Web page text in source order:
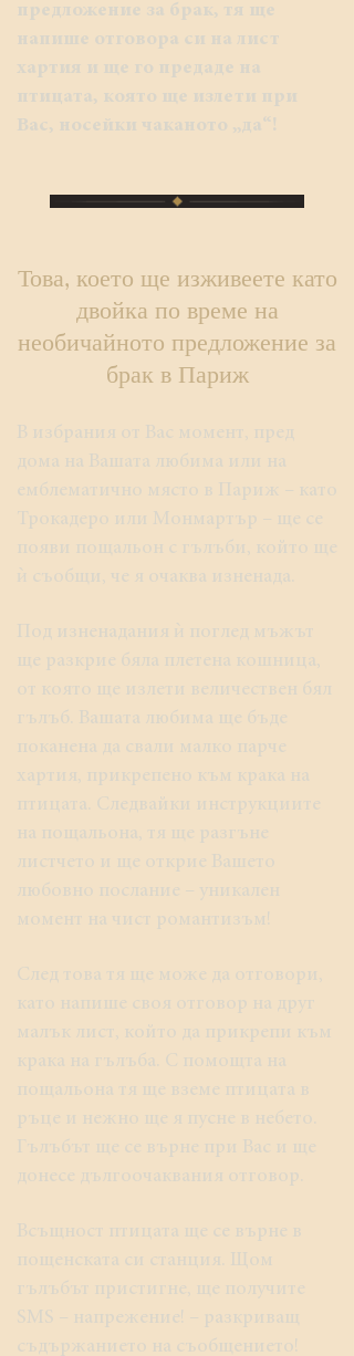
предложение за брак, тя ще
напише отговора си на лист
хартия и ще го предаде на
птицата, която ще излети при
Вас, носейки чаканото „да“!
Това, което ще изживеете като
двойка по време на
необичайното предложение за
брак в Париж
В избрания от Вас момент, пред
дома на Вашата любима или на
емблематично място в Париж – като
Трокадеро или Монмартър – ще се
появи пощальон с гълъби, който ще
ѝ съобщи, че я очаква изненада.
Под изненадания ѝ поглед мъжът
ще разкрие бяла плетена кошница,
от която ще излети величествен бял
гълъб. Вашата любима ще бъде
поканена да свали малко парче
хартия, прикрепено към крака на
птицата. Следвайки инструкциите
на пощальона, тя ще разгъне
листчето и ще открие Вашето
любовно послание – уникален
момент на чист романтизъм!
След това тя ще може да отговори,
като напише своя отговор на друг
малък лист, който да прикрепи към
крака на гълъба. С помощта на
пощальона тя ще вземе птицата в
ръце и нежно ще я пусне в небето.
Гълъбът ще се върне при Вас и ще
донесе дългоочаквания отговор.
Всъщност птицата ще се върне в
пощенската си станция. Щом
гълъбът пристигне, ще получите
SMS – напрежение! – разкриващ
съдържанието на съобщението!